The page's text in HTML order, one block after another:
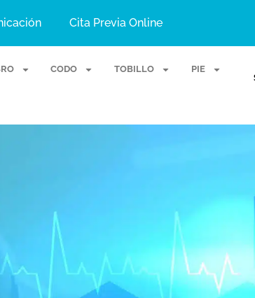
Cita Previa Online
CODO TOBILLO PIE